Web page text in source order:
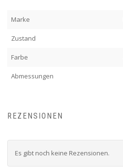
Marke
Zustand
Farbe
Abmessungen
REZENSIONEN
Es gibt noch keine Rezensionen.